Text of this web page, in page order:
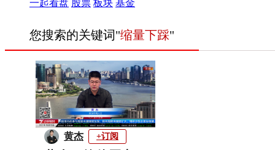
一起看盘 股票 板块 基金
您搜索的关键词"缩量下踩"
黄杰 +订阅